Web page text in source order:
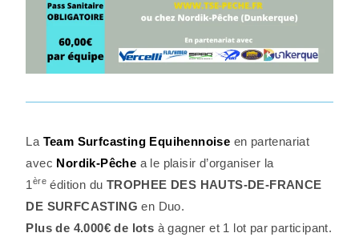
La Team Surfcasting Equihennoise en partenariat
avec Nordik-Pêche a le plaisir d’organiser la
1 ère édition du TROPHEE DES HAUTS-DE-FRANCE
DE SURFCASTING en Duo.
Plus de 4.000€ de lots à gagner et 1 lot par participant.